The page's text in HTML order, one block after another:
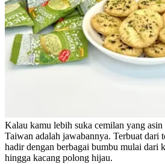
Kalau kamu lebih suka cemilan yang asin
Taiwan adalah jawabannya. Terbuat dari
hadir dengan berbagai bumbu mulai dari
hingga kacang polong hijau.